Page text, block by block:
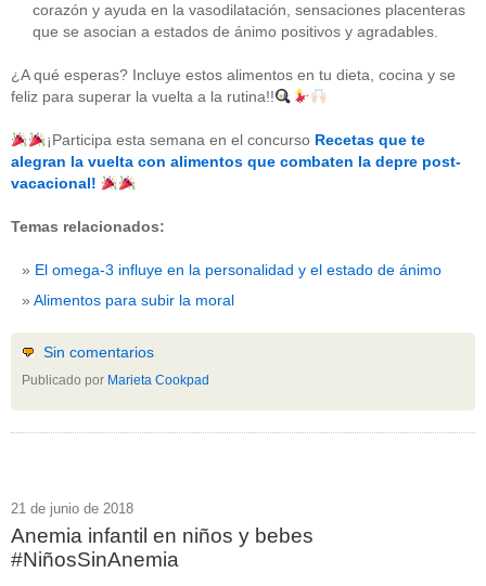
acido-folico (4)
alergias(3)
alimentos(22)
alimentos-perjudiaciales (17)
antioxidantes (6)
beneficios-salud(53)
calcio
corazon(1)
dietas(10)
embarazo
nutricion(3)
obesidad(12)
Sin categoría(438)
vitaminas(10)
RSS - Entradas
ADMINISTRAR
corazón y ayuda en la vasodilatación, sensaciones placenteras
que se asocian a estados de ánimo positivos y agradables.
¿A qué esperas? Incluye estos alimentos en tu dieta, cocina y se
feliz para superar la vuelta a la rutina!!
¡Participa esta semana en el concurso Recetas que te
alegran la vuelta con alimentos que combaten la depre post-
vacacional!
Temas relacionados:
El omega-3 influye en la personalidad y el estado de ánimo
Alimentos para subir la moral
Sin comentarios
Publicado por Marieta Cookpad
21 de junio de 2018
Anemia infantil en niños y bebes
#NiñosSinAnemia